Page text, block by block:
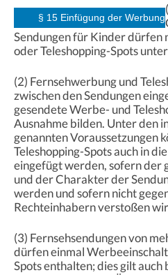
§ 15 Einfügung der Werbung
Sendungen für Kinder dürfen
oder Teleshopping-Spots
(2) Fernsehwerbung und
zwischen den Sendungen
gesendete Werbe- und
Ausnahme bilden. Unter den
genannten Voraussetzungen
Teleshopping-Spots auch in
eingefügt werden, sofern der
und der Charakter der
werden und sofern nicht
Rechteinhabern verstoßen
(3) Fernsehsendungen von
dürfen einmal
Spots enthalten; dies gilt